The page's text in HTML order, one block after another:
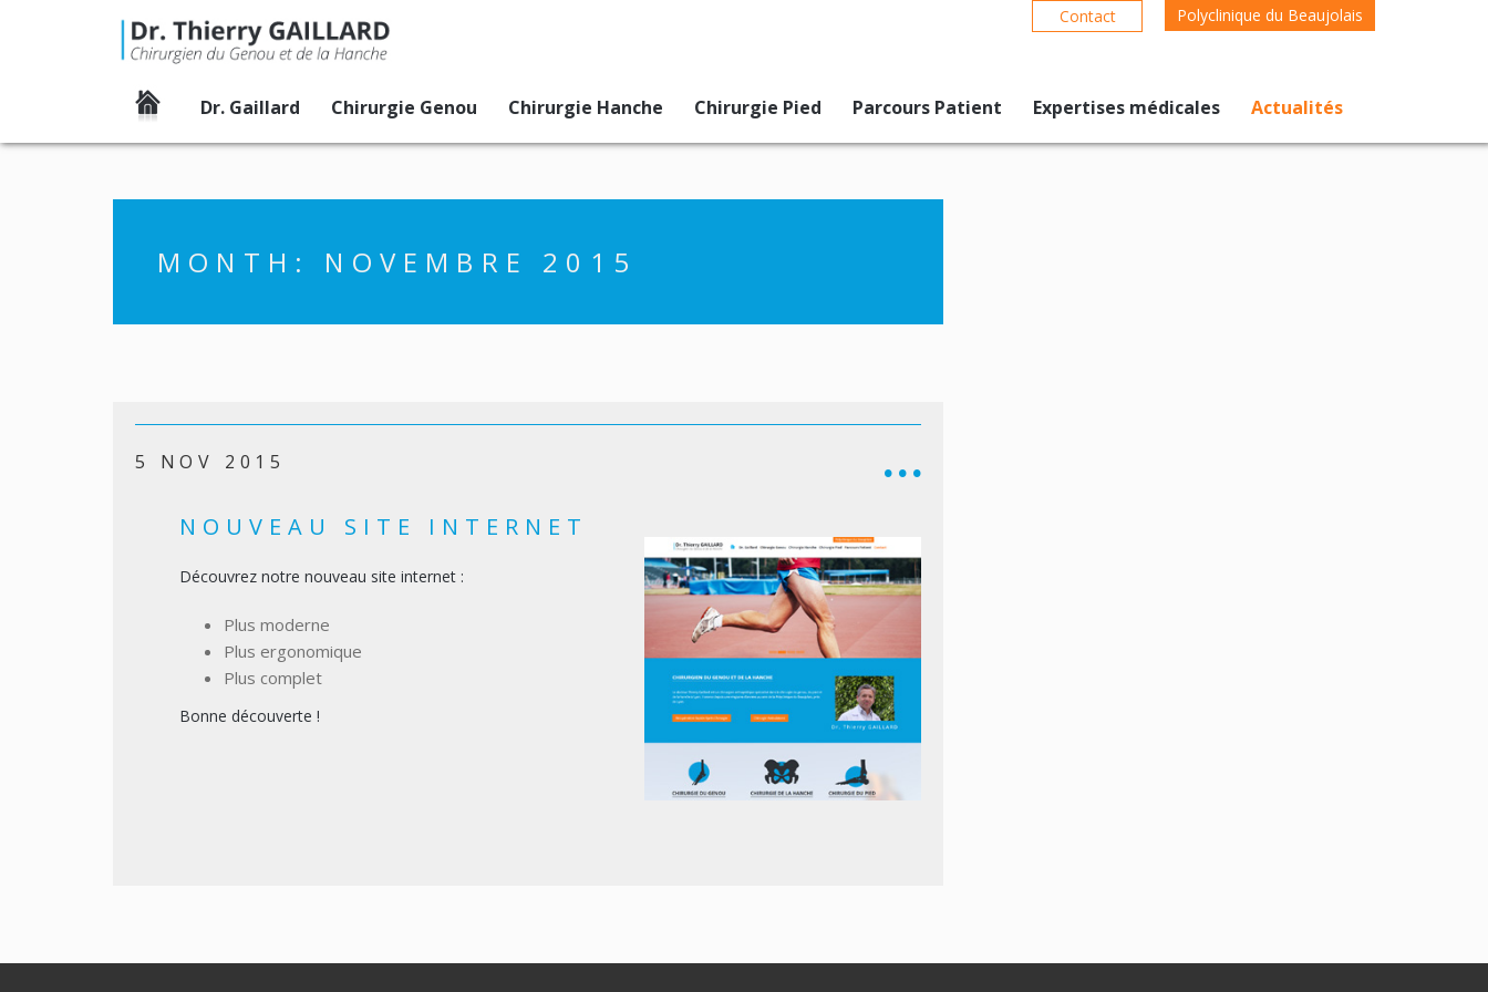
Polyclinique du Beaujolais
Contact
Accueil Dr. Gaillard Chirurgie Genou Chirurgie Hanche Chirurgie Pied Parcours Patient Expertises médicales Actualités
MONTH: NOVEMBRE 2015
5 NOV 2015
NOUVEAU SITE INTERNET
Découvrez notre nouveau site internet :
Plus moderne
Plus ergonomique
Plus complet
Bonne découverte !